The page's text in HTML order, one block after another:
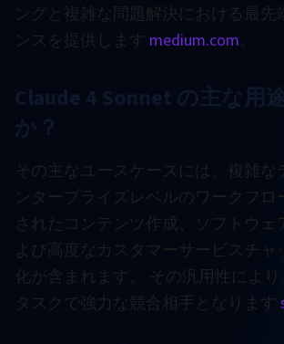
ングと複雑な問題解決における最先
ンスを提供します medium.com
Claude 4 Sonnet の主な用
か？
その主なユースケースには、複雑な
ンタープライズレベルのワークフロ
されたコンテンツ作成、ソフトウェ
よび高度なカスタマーサービスチャ
化が含まれます。 その汎用性によ
タスクで強力な競合相手となります